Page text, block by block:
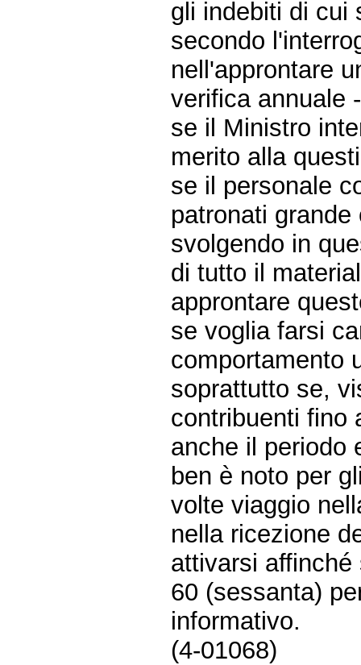
gli indebiti di cui
secondo
nell'approntare
verifica annuale
se il Ministro
merito alla
se il personale
patronati
svolgendo in
di tutto il
approntare
se voglia farsi
comportamento
soprattutto se,
contribuenti fino
anche il periodo
ben è noto per
volte viaggio
nella ricezione
attivarsi
60 (sessanta)
informativo.
(4-01068)